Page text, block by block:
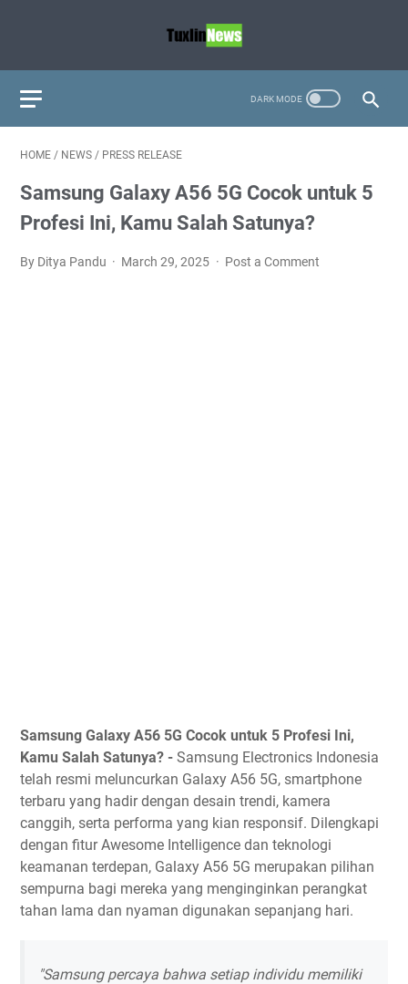
HOME / NEWS / PRESS RELEASE
Samsung Galaxy A56 5G Cocok untuk 5
Profesi Ini, Kamu Salah Satunya?
By Ditya Pandu March 29, 2025 Post a Comment
Samsung Galaxy A56 5G Cocok untuk 5 Profesi Ini,
Kamu Salah Satunya? - Samsung Electronics Indonesia
telah resmi meluncurkan Galaxy A56 5G, smartphone
terbaru yang hadir dengan desain trendi, kamera
canggih, serta performa yang kian responsif. Dilengkapi
dengan fitur Awesome Intelligence dan teknologi
keamanan terdepan, Galaxy A56 5G merupakan pilihan
sempurna bagi mereka yang menginginkan perangkat
tahan lama dan nyaman digunakan sepanjang hari.
"Samsung percaya bahwa setiap individu memiliki